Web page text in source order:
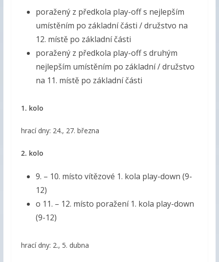
poražený z předkola play-off s nejlepším
umístěním po základní části / družstvo na
12. místě po základní části
poražený z předkola play-off s druhým
nejlepším umístěním po základní / družstvo
na 11. místě po základní části
1. kolo
hrací dny: 24., 27. března
2. kolo
9. – 10. místo vítězové 1. kola play-down (9-
12)
o 11. – 12. místo poražení 1. kola play-down
(9-12)
hrací dny: 2., 5. dubna